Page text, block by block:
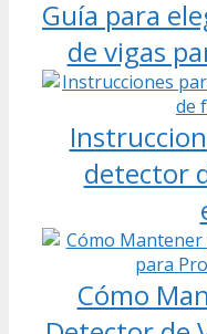
Guía para
de vigas
detector
Cómo